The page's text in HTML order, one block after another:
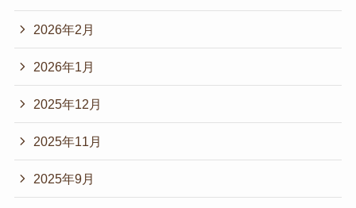
2026年2月
2026年1月
2025年12月
2025年11月
2025年9月